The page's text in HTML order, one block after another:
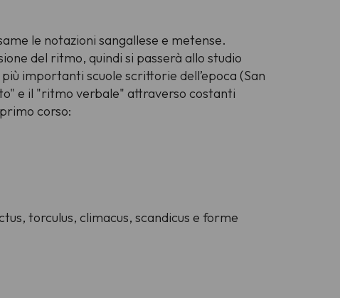
le notazioni sangallese e metense.
del ritmo, quindi si passerà allo studio
importanti scuole scrittorie dell’epoca (San
e il "ritmo verbale" attraverso costanti
corso:
, torculus, climacus, scandicus e forme